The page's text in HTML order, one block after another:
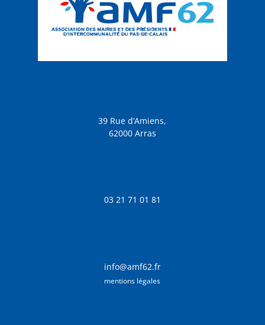
39 Rue d’Amiens,
62000 Arras
03 21 71 01 81
info@amf62.fr
mentions légales